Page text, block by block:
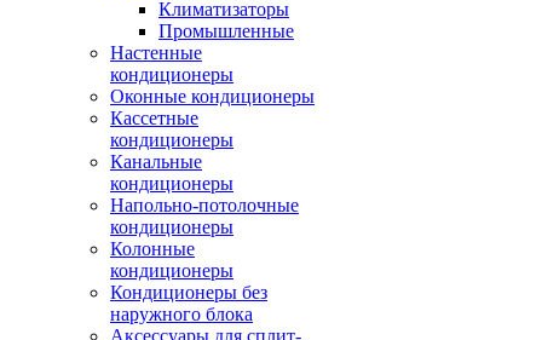
Климатизаторы
Промышленные
Настенные
кондиционеры
Оконные кондиционеры
Кассетные
кондиционеры
Канальные
кондиционеры
Напольно-потолочные
кондиционеры
Колонные
кондиционеры
Кондиционеры без
наружного блока
Аксессуары для сплит-